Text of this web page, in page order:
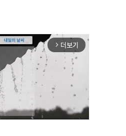
arrow_forward_ios 더보기